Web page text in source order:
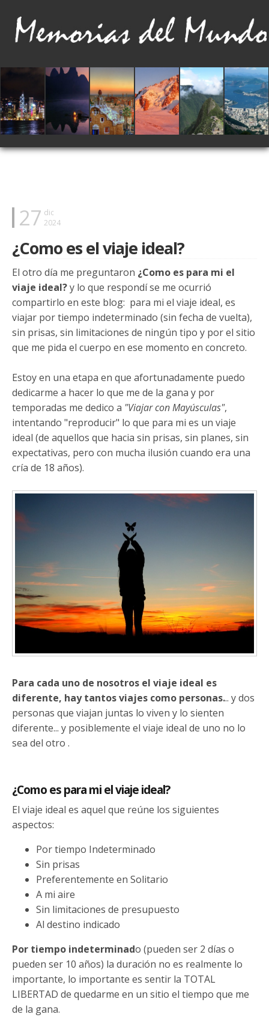
27 dic
2024
¿Como es el viaje ideal?
El otro día me preguntaron ¿Como es para mi el
viaje ideal?y lo que respondí se me ocurrió
compartirlo en este blog: para mi el viaje ideal, es
viajar por tiempo indeterminado (sin fecha de vuelta),
sin prisas, sin limitaciones de ningún tipo y por el sitio
que me pida el cuerpo en ese momento en concreto.
Estoy en una etapa en que afortunadamente puedo
dedicarme a hacer lo que me de la gana y por
temporadas me dedico a "Viajar con Mayúsculas",
intentando "reproducir" lo que para mi es un viaje
ideal (de aquellos que hacia sin prisas, sin planes, sin
expectativas, pero con mucha ilusión cuando era una
cría de 18 años).
Para cada uno de nosotros el viaje ideal es
diferente, hay tantos viajes como personas... y dos
personas que viajan juntas lo viven y lo sienten
diferente... y posiblemente el viaje ideal de uno no lo
sea del otro .
¿Como es para mi el viaje ideal?
El viaje ideal es aquel que reúne los siguientes
aspectos:
Por tiempo Indeterminado
Sin prisas
Preferentemente en Solitario
A mi aire
Sin limitaciones de presupuesto
Al destino indicado
Por tiempo indeterminado (pueden ser 2 días o
pueden ser 10 años) la duración no es realmente lo
importante, lo importante es sentir la TOTAL
LIBERTAD de quedarme en un sitio el tiempo que me
de la gana.